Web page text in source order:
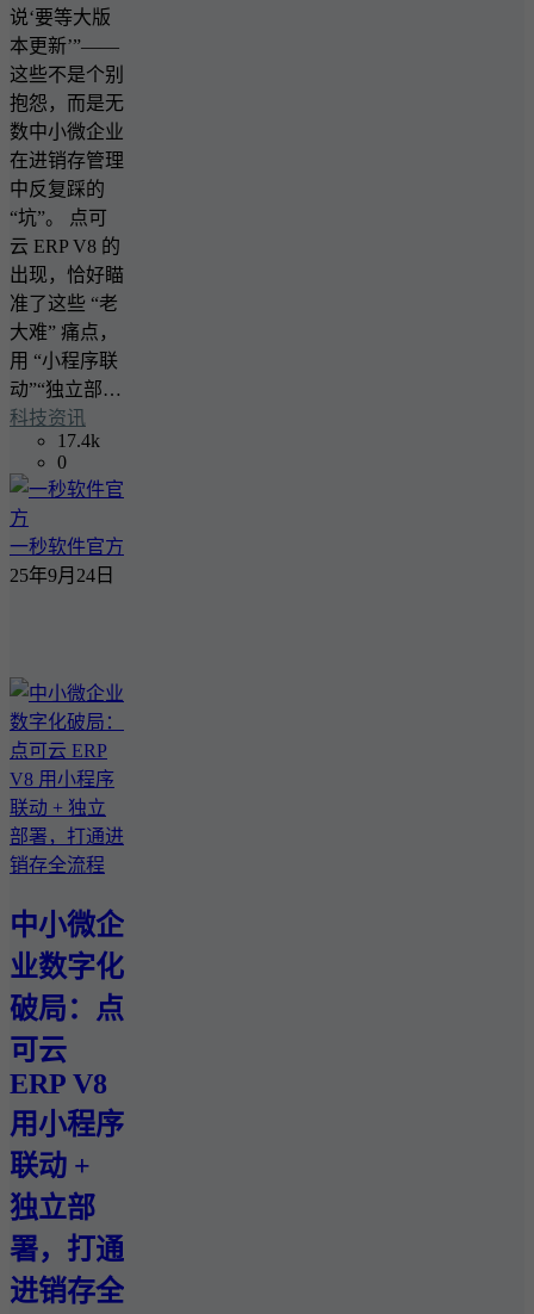
说‘要等大版
本更新’”——
这些不是个别
抱怨，而是无
数中小微企业
在进销存管理
中反复踩的
“坑”。 点可
云 ERP V8 的
出现，恰好瞄
准了这些 “老
大难” 痛点，
用 “小程序联
动”“独立部…
科技资讯
17.4k
0
一秒软件官方
25年9月24日
中小微企
业数字化
破局：点
可云
ERP V8
用小程序
联动 +
独立部
署，打通
进销存全